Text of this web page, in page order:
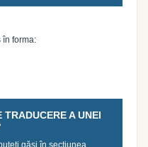
în forma:
A UNEI